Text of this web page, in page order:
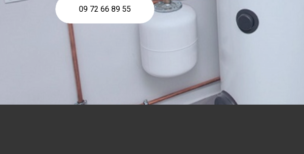
09 72 66 89 55